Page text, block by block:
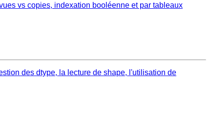
vs copies, indexation booléenne et par tableaux
des dtype, la lecture de shape, l'utilisation de